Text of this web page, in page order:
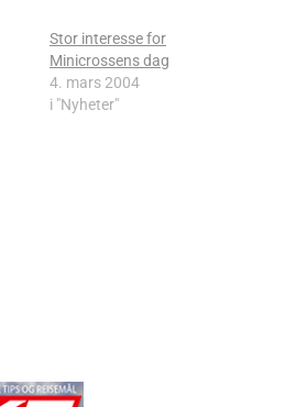
Stor interesse for
Minicrossens dag
4. mars 2004
i "Nyheter"